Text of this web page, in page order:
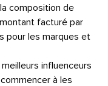
composition de
facturé par
pour les marques et
influenceurs
à les